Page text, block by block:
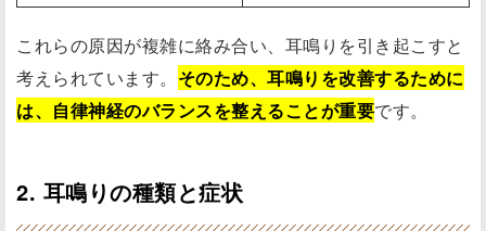
これらの原因が複雑に絡み合い、耳鳴りを引き起こすと
考えられています。 そのため、耳鳴りを改善するために
は、自律神経のバランスを整えることが重要です。
2. 耳鳴りの種類と症状